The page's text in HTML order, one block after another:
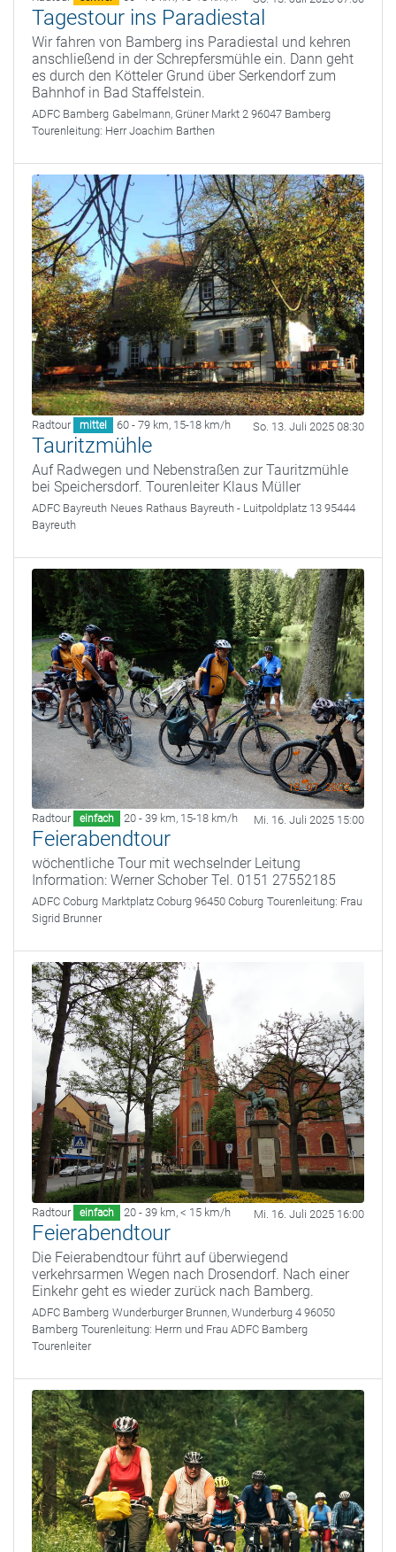
Tagestour ins Paradiestal
Wir fahren von Bamberg ins Paradiestal und kehren
anschließend in der Schrepfersmühle ein. Dann geht
es durch den Kötteler Grund über Serkendorf zum
Bahnhof in Bad Staffelstein.
ADFC Bamberg Gabelmann, Grüner Markt 2 96047 Bamberg
Tourenleitung: Herr Joachim Barthen
Radtour mittel 60 - 79 km, 15-18 km/h So. 13. Juli 2025 08:30
Tauritzmühle
Auf Radwegen und Nebenstraßen zur Tauritzmühle
bei Speichersdorf. Tourenleiter Klaus Müller
ADFC Bayreuth Neues Rathaus Bayreuth - Luitpoldplatz 13 95444
Bayreuth
Radtour einfach 20 - 39 km, 15-18 km/h Mi. 16. Juli 2025 15:00
Feierabendtour
wöchentliche Tour mit wechselnder Leitung
Information: Werner Schober Tel. 0151 27552185
ADFC Coburg Marktplatz Coburg 96450 Coburg Tourenleitung: Frau
Sigrid Brunner
Radtour einfach 20 - 39 km, < 15 km/h Mi. 16. Juli 2025 16:00
Feierabendtour
Die Feierabendtour führt auf überwiegend
verkehrsarmen Wegen nach Drosendorf. Nach einer
Einkehr geht es wieder zurück nach Bamberg.
ADFC Bamberg Wunderburger Brunnen, Wunderburg 4 96050
Bamberg Tourenleitung: Herrn und Frau ADFC Bamberg
Tourenleiter